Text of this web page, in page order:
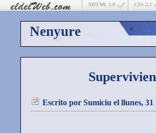
CSS 2.1
XHTML 1.0
Nenyure
Escrito por Sumiciu el llunes,